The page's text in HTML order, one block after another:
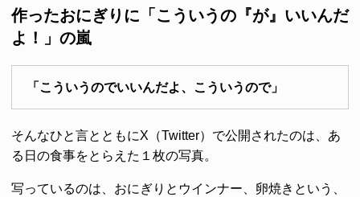
作ったおにぎりに「こういうの『が』いいんだ
よ！」の嵐
「こういうのでいいんだよ、こういうので」
そんなひと言とともにX（Twitter）で公開されたのは、あ
る日の食事をとらえた１枚の写真。
写っているのは、おにぎりとウインナー、卵焼きという、